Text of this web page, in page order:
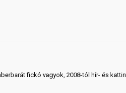
fickó vagyok, 2008-tól hír- és